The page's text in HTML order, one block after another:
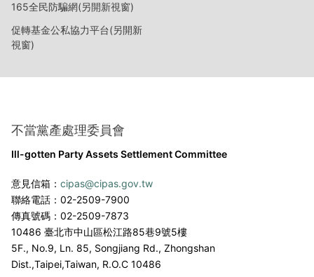
165全民防騙網(另開新視窗)
促轉基金公私協力平台(另開新
視窗)
不當黨產處理委員會
Ill-gotten Party Assets Settlement Committee
意見信箱： cipas@cipas.gov.tw
聯絡電話：02-2509-7900
傳真號碼：02-2509-7873
10486 臺北市中山區松江路85巷9號5樓
5F., No.9, Ln. 85, Songjiang Rd., Zhongshan
Dist.,Taipei,Taiwan, R.O.C 10486